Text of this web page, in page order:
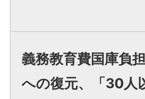
義務教育費国庫負
への復元、「30人